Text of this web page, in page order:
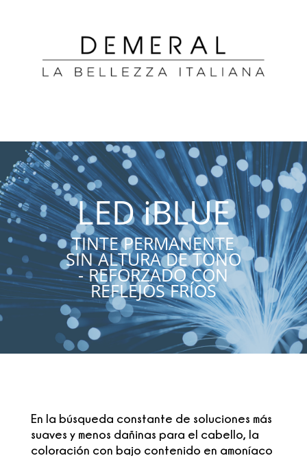
LED iBLUE
TINTE PERMANENTE
SIN ALTURA DE TONO
- REFORZADO CON
REFLEJOS FRÍOS
En la búsqueda constante de soluciones más
suaves y menos dañinas para el cabello, la
coloración con bajo contenido en amoníaco